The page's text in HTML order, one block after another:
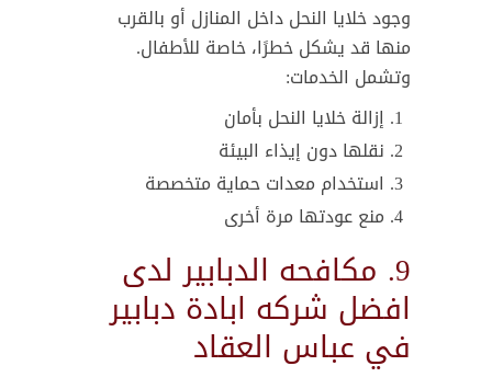
وجود خلايا النحل داخل المنازل أو بالقرب
منها قد يشكل خطرًا، خاصة للأطفال.
وتشمل الخدمات:
إزالة خلايا النحل بأمان
نقلها دون إيذاء البيئة
استخدام معدات حماية متخصصة
منع عودتها مرة أخرى
9. مكافحه الدبابير لدى
افضل شركه ابادة دبابير
في عباس العقاد